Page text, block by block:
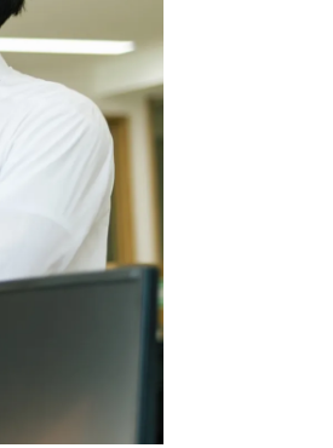
注文住宅の流れ
建物仕様書
注文住宅のFAQ
当社について
会社概要
採用情報